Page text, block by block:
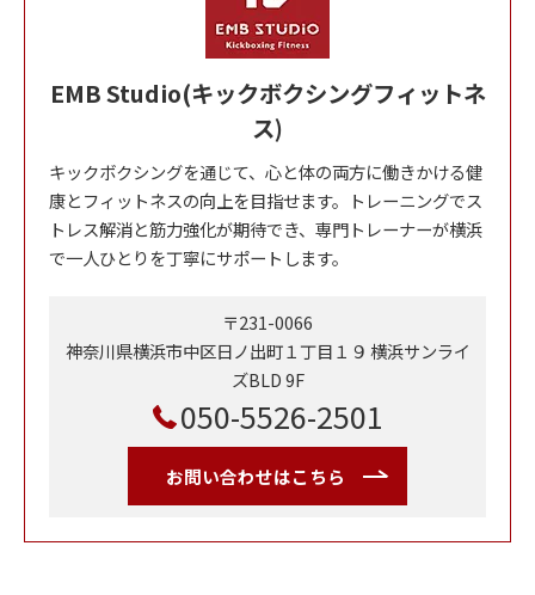
EMB Studio(キックボクシングフィットネ
ス)
キックボクシングを通じて、心と体の両方に働きかける健
康とフィットネスの向上を目指せます。トレーニングでス
トレス解消と筋力強化が期待でき、専門トレーナーが横浜
で一人ひとりを丁寧にサポートします。
〒231-0066
神奈川県横浜市中区日ノ出町１丁目１９ 横浜サンライ
ズBLD 9F
050-5526-2501
お問い合わせはこちら